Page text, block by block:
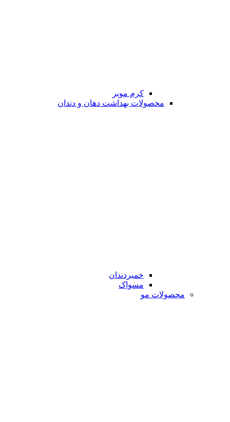
کرم موبر
محصولات بهداشت دهان و دندان
خمیردندان
مسواک
محصولات مو